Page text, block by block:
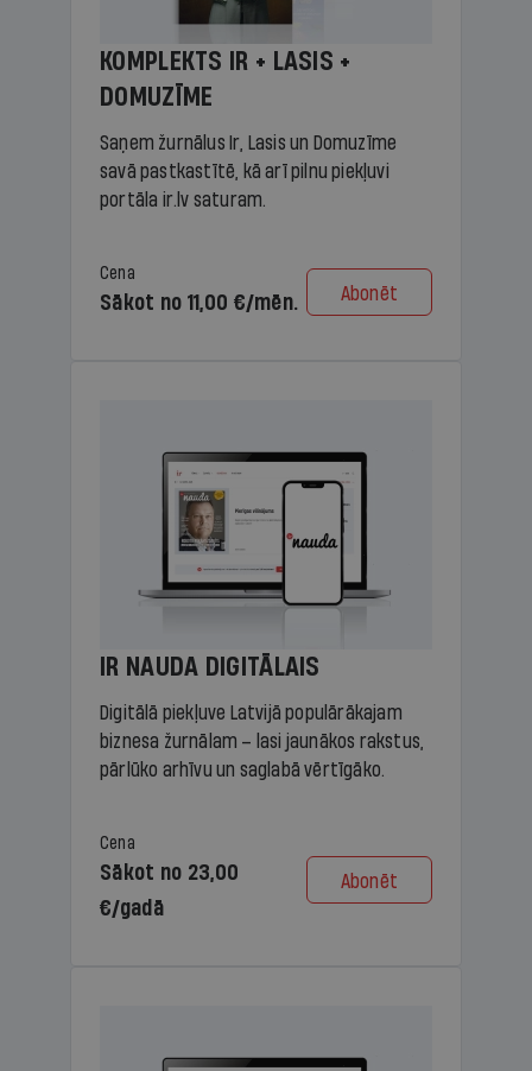
KOMPLEKTS IR + LASIS +
DOMUZĪME
Saņem žurnālus Ir, Lasis un Domuzīme
savā pastkastītē, kā arī pilnu piekļuvi
portāla ir.lv saturam.
Cena
Sākot no 11,00 €/mēn. Abonēt
IR NAUDA DIGITĀLAIS
Digitālā piekļuve Latvijā populārākajam
biznesa žurnālam – lasi jaunākos rakstus,
pārlūko arhīvu un saglabā vērtīgāko.
Cena
Sākot no 23,00
€/gadā
Abonēt